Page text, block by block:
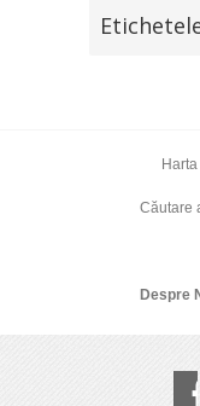
Căutare
Despre